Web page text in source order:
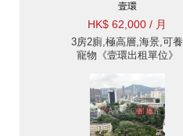
壹環
HK$ 62,000 / 月
3房2廁,極高層,海景,可養
寵物《壹環出租單位》